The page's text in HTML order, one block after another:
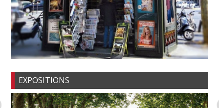
EXPOSITIONS